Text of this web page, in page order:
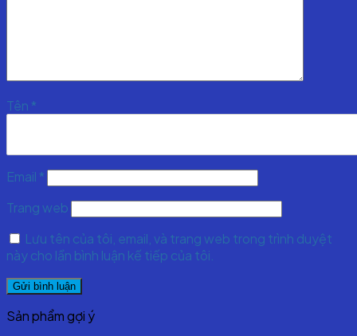
Tên *
Email *
Trang web
Lưu tên của tôi, email, và trang web trong trình duyệt
này cho lần bình luận kế tiếp của tôi.
Sản phẩm gợi ý